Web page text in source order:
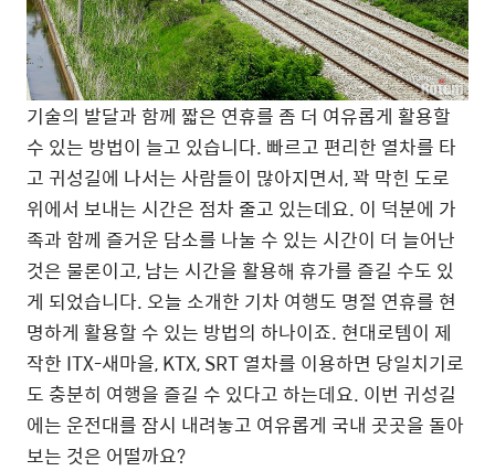
기술의 발달과 함께 짧은 연휴를 좀 더 여유롭게 활용할
수 있는 방법이 늘고 있습니다. 빠르고 편리한 열차를 타
고 귀성길에 나서는 사람들이 많아지면서, 꽉 막힌 도로
위에서 보내는 시간은 점차 줄고 있는데요. 이 덕분에 가
족과 함께 즐거운 담소를 나눌 수 있는 시간이 더 늘어난
것은 물론이고, 남는 시간을 활용해 휴가를 즐길 수도 있
게 되었습니다. 오늘 소개한 기차 여행도 명절 연휴를 현
명하게 활용할 수 있는 방법의 하나이죠. 현대로템이 제
작한 ITX-새마을, KTX, SRT 열차를 이용하면 당일치기로
도 충분히 여행을 즐길 수 있다고 하는데요. 이번 귀성길
에는 운전대를 잠시 내려놓고 여유롭게 국내 곳곳을 돌아
보는 것은 어떨까요?